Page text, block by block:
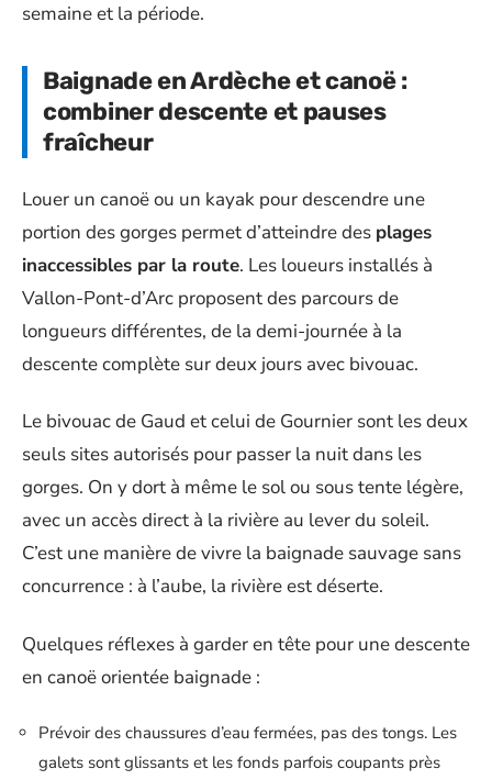
semaine et la période.
Baignade en Ardèche et canoë :
combiner descente et pauses
fraîcheur
Louer un canoë ou un kayak pour descendre une
portion des gorges permet d’atteindre des plages
inaccessibles par la route. Les loueurs installés à
Vallon-Pont-d’Arc proposent des parcours de
longueurs différentes, de la demi-journée à la
descente complète sur deux jours avec bivouac.
Le bivouac de Gaud et celui de Gournier sont les deux
seuls sites autorisés pour passer la nuit dans les
gorges. On y dort à même le sol ou sous tente légère,
avec un accès direct à la rivière au lever du soleil.
C’est une manière de vivre la baignade sauvage sans
concurrence : à l’aube, la rivière est déserte.
Quelques réflexes à garder en tête pour une descente
en canoë orientée baignade :
Prévoir des chaussures d’eau fermées, pas des tongs. Les
galets sont glissants et les fonds parfois coupants près